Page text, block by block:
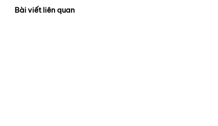
Bài viết liên quan